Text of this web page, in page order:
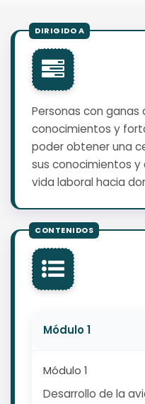
Personas con ganas
conocimientos y
poder obtener una
sus conocimientos y
vida laboral hacia
Módulo 1
Módulo 1
Desarrollo de la